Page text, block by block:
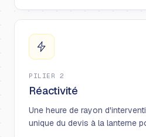
PILIER 2
Réactivité
Une heure de rayon
unique du devis à la lanterne